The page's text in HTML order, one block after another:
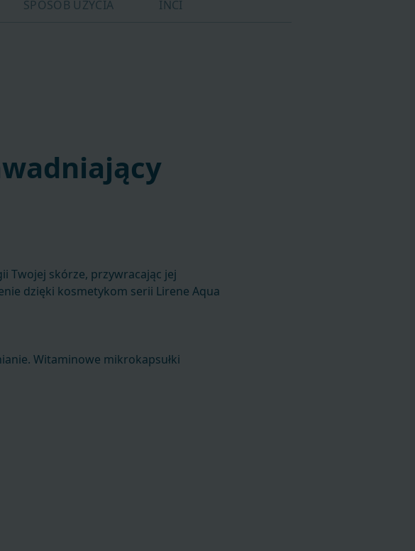
SPOSÓB UŻYCIA INCI
Twojej skórze, przywracając jej
dzięki kosmetykom serii Lirene Aqua
Witaminowe mikrokapsułki